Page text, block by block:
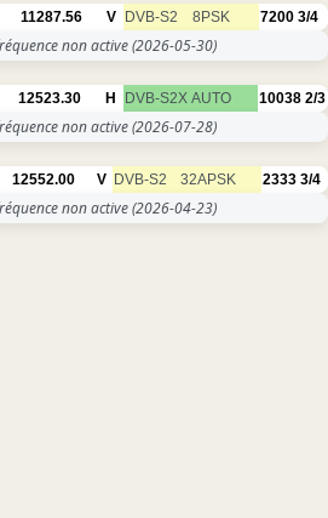
11287.56 V DVB-S2 8PSK 7200 3/4
non active(2026-05-30)
12523.30 H DVB-S2X AUTO 10038 2/3
non active(2026-07-28)
12552.00 V DVB-S2 32APSK 2333 3/4
non active(2026-04-23)